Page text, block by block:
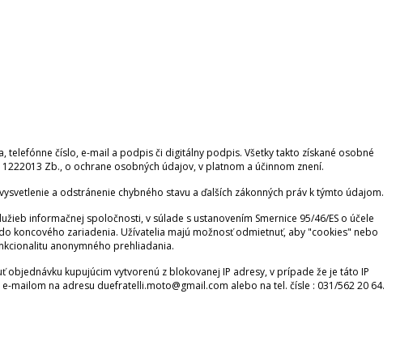
telefónne číslo, e-mail a podpis či digitálny podpis. Všetky takto získané osobné
Zb., o ochrane osobných údajov, v platnom a účinnom znení.
a odstránenie chybného stavu a ďalších zákonných práv k týmto údajom.
informačnej spoločnosti, v súlade s ustanovením Smernice 95/46/ES o účele
koncového zariadenia. Užívatelia majú možnosť odmietnuť, aby "cookies" nebo
anonymného prehliadania.
kupujúcim vytvorenú z blokovanej IP adresy, v prípade že je táto IP
na adresu duefratelli.moto@gmail.com alebo na tel. čísle : 031/562 20 64.